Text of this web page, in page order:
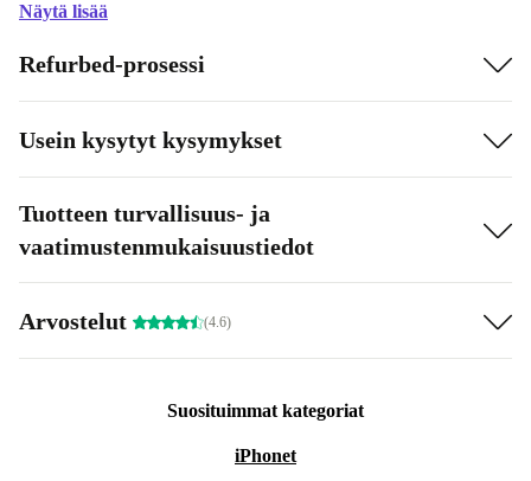
Näytä lisää
Refurbed-prosessi
Usein kysytyt kysymykset
Tuotteen turvallisuus- ja
vaatimustenmukaisuustiedot
Arvostelut (4.6)
Suosituimmat kategoriat
iPhonet